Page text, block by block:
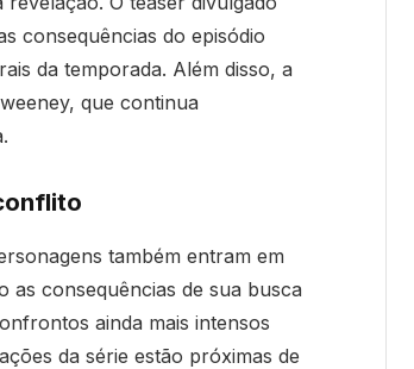
consequências do episódio
da temporada. Além disso, a
, que continua
também entram em
as consequências de sua busca
ainda mais intensos
da série estão próximas de